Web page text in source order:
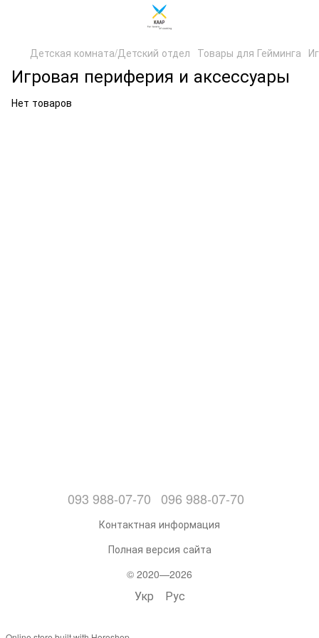
Детская комната/Детский отдел Товары для Гейминга
Игровая периферия и аксессуары
Нет товаров
093 988-07-70 096 988-07-70
Контактная информация
Полная версия сайта
© 2020—2026
Укр Рус